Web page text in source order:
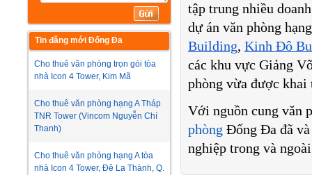
Tin đăng mới Đống Đa
Cho thuê văn phòng trọn gói tòa
nhà Icon 4 Tower, Kim Mã
Cho thuê văn phòng hạng A Tháp
TNR Tower (Vincom Nguyễn Chí
Thanh)
Cho thuê văn phòng hạng A tòa
nhà Icon 4 Tower, Đê La Thành, Q.
tập trung nhiều
dự án văn phòng
Building, Kinh Đô
các khu vực Giảng
phòng vừa được
Với nguồn cung văn
phòng Đống Đa đã và
nghiệp trong và